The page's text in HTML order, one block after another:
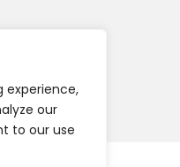
experience,
our
to our use